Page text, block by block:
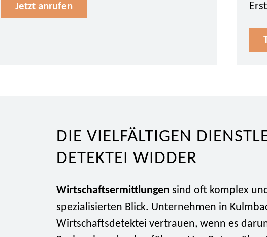
Jetzt anrufen
DIE VIELFÄLTIGEN
DETEKTEI WIDDER
Wirtschaftsermittlungen sind oft komplex
spezialisierten Blick. Unternehmen in
Wirtschaftsdetektei vertrauen, wenn es